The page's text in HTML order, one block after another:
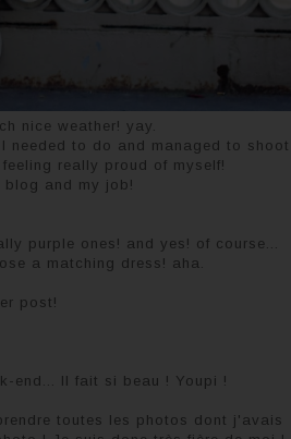
nice weather! yay.
needed to do and managed to shoot
really proud of myself!
blog and my job!
purple ones! and yes! of course...
a matching dress! aha.
post!
end... Il fait si beau ! Youpi !
toutes les photos dont j'avais